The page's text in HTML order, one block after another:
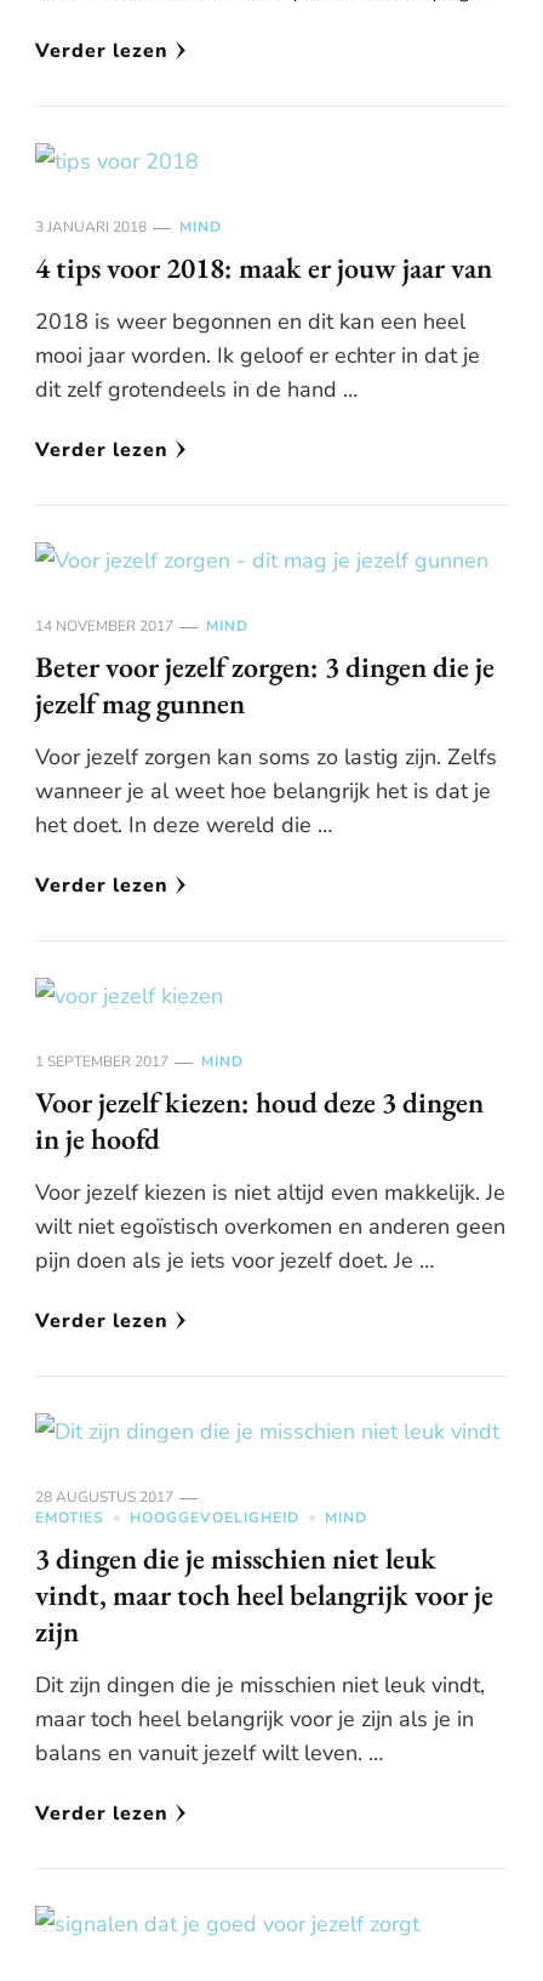
Verder lezen
3 JANUARI 2018 MIND
4 tips voor 2018: maak er jouw jaar van
2018 is weer begonnen en dit kan een heel
mooi jaar worden. Ik geloof er echter in dat je
dit zelf grotendeels in de hand …
Verder lezen
14 NOVEMBER 2017 MIND
Beter voor jezelf zorgen: 3 dingen die je
jezelf mag gunnen
Voor jezelf zorgen kan soms zo lastig zijn. Zelfs
wanneer je al weet hoe belangrijk het is dat je
het doet. In deze wereld die …
Verder lezen
1 SEPTEMBER 2017 MIND
Voor jezelf kiezen: houd deze 3 dingen
in je hoofd
Voor jezelf kiezen is niet altijd even makkelijk. Je
wilt niet egoïstisch overkomen en anderen geen
pijn doen als je iets voor jezelf doet. Je …
Verder lezen
28 AUGUSTUS 2017
EMOTIES
HOOGGEVOELIGHEID MIND
3 dingen die je misschien niet leuk
vindt, maar toch heel belangrijk voor je
zijn
Dit zijn dingen die je misschien niet leuk vindt,
maar toch heel belangrijk voor je zijn als je in
balans en vanuit jezelf wilt leven. …
Verder lezen